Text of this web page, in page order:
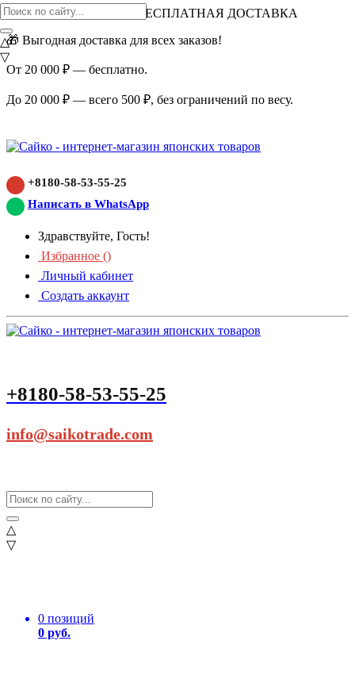
ВНИМАНИЕ АКЦИЯ!
БЕСПЛАТНАЯ ДОСТАВКА
🎁 Выгодная доставка для всех заказов!
От 20 000 ₽ — бесплатно.
До 20 000 ₽ — всего 500 ₽, без ограничений по весу.
+8180-58-53-55-25
Написать в WhatsApp
Здравствуйте, Гость!
Избранное ()
Личный кабинет
Создать аккаунт
+8180-58-53-55-25
info@saikotrade.com
△
▽
0 позиций
0 руб.
△
▽